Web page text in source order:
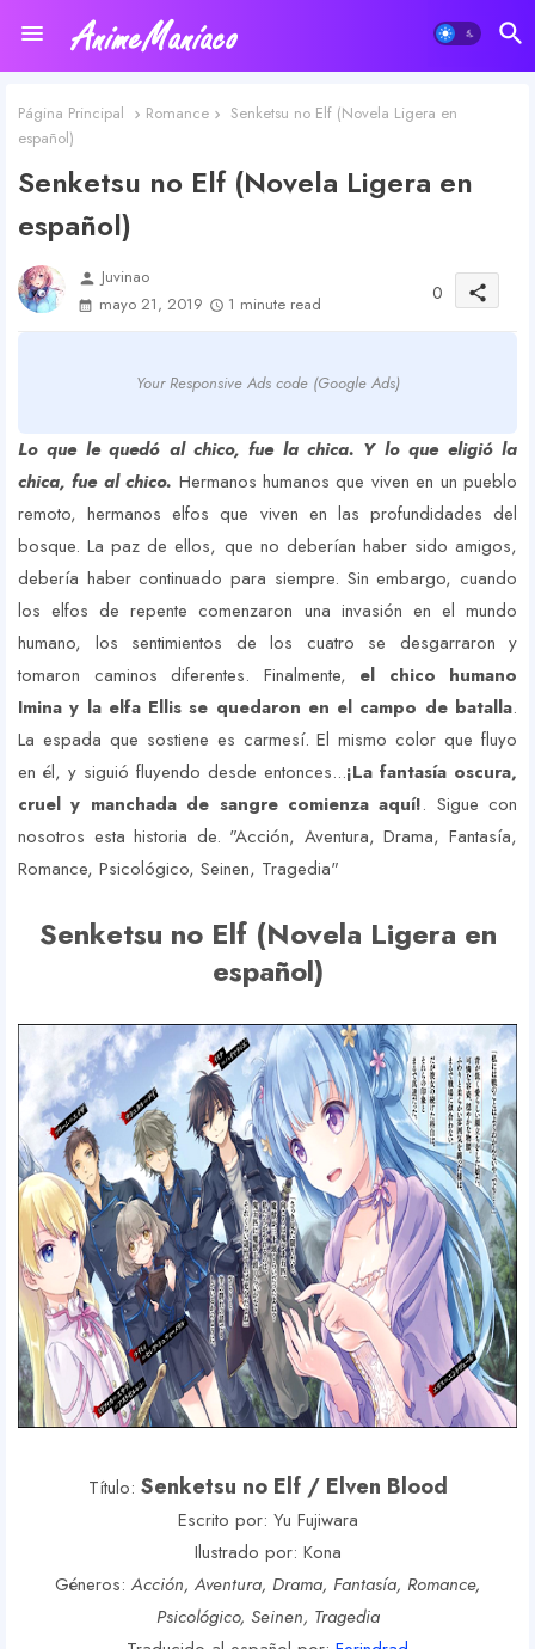
Página Principal Romance
Senketsu no Elf (Novela Ligera en
español)
Senketsu no Elf (Novela Ligera en
español)
person Juvinao
mayo 21, 2019
1 minute read 0 share
Your Responsive Ads code (Google Ads)
Lo que le quedó al chico, fue la chica. Y lo que eligió la
chica, fue al chico. Hermanos humanos que viven en un pueblo
remoto, hermanos elfos que viven en las profundidades del
bosque. La paz de ellos, que no deberían haber sido amigos,
debería haber continuado para siempre. Sin embargo, cuando
los elfos de repente comenzaron una invasión en el mundo
humano, los sentimientos de los cuatro se desgarraron y
tomaron caminos diferentes. Finalmente, el chico humano
Imina y la elfa Ellis se quedaron en el campo de batalla.
La espada que sostiene es carmesí. El mismo color que fluyo
en él, y siguió fluyendo desde entonces...¡La fantasía oscura,
cruel y manchada de sangre comienza aquí!. Sigue con
nosotros esta historia de. "Acción, Aventura, Drama, Fantasía,
Romance, Psicológico, Seinen, Tragedia"
Senketsu no Elf (Novela Ligera en
español)
Título: Senketsu no Elf / Elven Blood
Escrito por: Yu Fujiwara
Ilustrado por: Kona
Géneros: Acción, Aventura, Drama, Fantasía, Romance,
Psicológico, Seinen, Tragedia